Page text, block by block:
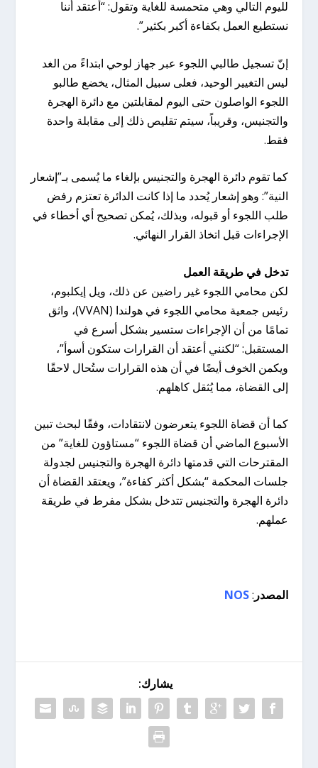
لليوم التالي وهي متحمسة للغاية وتقول: “أعتقد أننا
نستطيع العمل بكفاءة أكبر بكثير”.
إنّ تسجيل طالبي اللجوء عبر جهاز لوحي ابتداءً من الغد
ليس التغيير الوحيد، فعلى سبيل المثال، يخضع طالبو
اللجوء الواصلون حتى اليوم لمقابلتين مع دائرة الهجرة
والتجنيس، وقريباً، سيتم تقليص ذلك إلى مقابلة واحدة
فقط.
كما تقوم دائرة الهجرة والتجنيس بإلغاء ما يُسمى بـ”إشعار
النية”: وهو إشعار يُحدد ما إذا كانت الدائرة تعتزم رفض
طلب اللجوء أو قبوله، وبذلك، يُمكن تصحيح أي أخطاء في
الإجراءات قبل اتخاذ القرار النهائي.
تدخل في طريقة العمل
لكن محامي اللجوء غير راضين عن ذلك، ويل إيكلبوم،
رئيس جمعية محامي اللجوء في هولندا (VVAN)، واثق
تمامًا من أن الإجراءات ستسير بشكل أسرع في
المستقبل: “لكنني أعتقد أن القرارات ستكون أسوأ”،
ويكمن الخوف أيضًا في أن هذه القرارات ستُحال لاحقًا
إلى القضاة، مما يُثقل كاهلهم.
كما أن قضاة اللجوء يتعرضون لانتقادات، وفقًا لبحث تبين
الأسبوع الماضي أن قضاة اللجوء “مستاؤون للغاية” من
المقترحات التي قدمتها دائرة الهجرة والتجنيس لجدولة
جلسات المحكمة “بشكل أكثر كفاءة”، ويعتقد القضاة أن
دائرة الهجرة والتجنيس تتدخل بشكل مفرط في طريقة
عملهم.
المصدر :
NOS
يشارك: